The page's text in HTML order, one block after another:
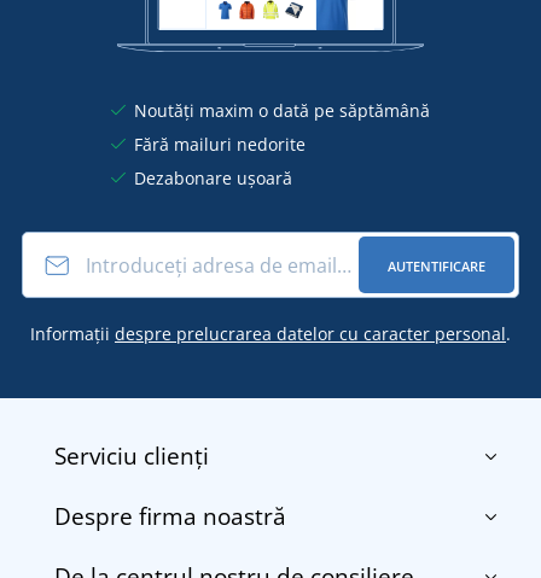
Noutăți maxim o dată pe săptămână
Fără mailuri nedorite
Dezabonare ușoară
AUTENTIFICARE
Informații despre prelucrarea datelor cu caracter personal.
Serviciu clienți
Contact
Despre firma noastră